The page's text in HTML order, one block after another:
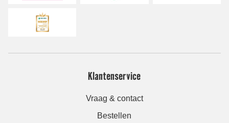
Klantenservice
Vraag & contact
Bestellen